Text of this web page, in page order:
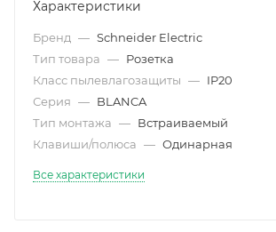
Характеристики
Бренд — Schneider Electric
Тип товара — Розетка
Класс пылевлагозащиты — IP20
Серия — BLANCA
Тип монтажа — Встраиваемый
Клавиши/полюса — Одинарная
Все характеристики